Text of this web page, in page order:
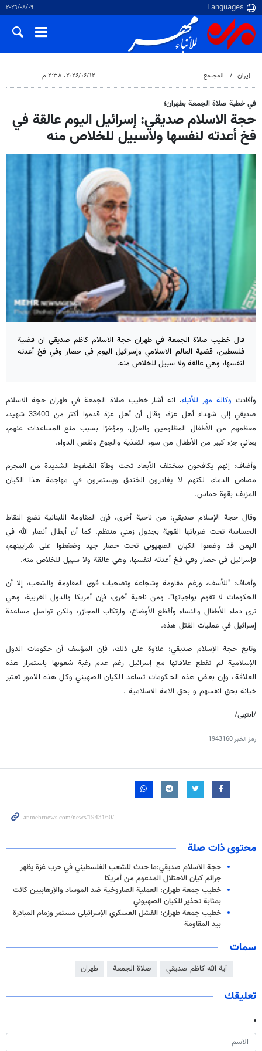
٠٩‏/٠٨‏/٢٠٢٦
إيران المجتمع ١٢‏/٠٤‏/٢٠٢٤، ٢:٣٨ م
في خطبة صلاة الجمعة بطهران؛
حجة الاسلام صديقي: إسرائيل اليوم عالقة في
فخ أعدته لنفسها ولاسبيل للخلاص منه
قال خطيب صلاة الجمعة في طهران حجة الاسلام كاظم صديقي ان قضية
فلسطين، قضية العالم الاسلامي وإسرائيل اليوم في حصار وفي فخ أعدته
لنفسها، وهي عالقة ولا سبيل للخلاص منه.
وأفادت وكالة مهر للأنباء، انه أشار خطيب صلاة الجمعة في طهران حجة الاسلام
صديقي إلى شهداء أهل غزة، وقال أن أهل غزة قدموا أكثر من 33400 شهيد،
معظمهم من الأطفال المظلومين والعزل، ومؤخرًا بسبب منع المساعدات عنهم،
يعاني جزء كبير من الأطفال من سوء التغذية والجوع ونقص الدواء.
وأضاف: إنهم يكافحون بمختلف الأبعاد تحت وطأة الضغوط الشديدة من المجرم
مصاص الدماء، لكنهم لا يغادرون الخندق ويستمرون في مهاجمة هذا الكيان
المزيف بقوة حماس.
وقال حجة الإسلام صديقي: من ناحية أخرى، فإن المقاومة اللبنانية تضع النقاط
الحساسة تحت ضرباتها القوية بجدول زمني منتظم. كما أن أبطال أنصار الله في
اليمن قد وضعوا الكيان الصهيوني تحت حصار جيد وضغطوا على شرايينهم،
فإسرائيل في حصار وفي فخ أعدته لنفسها، وهي عالقة ولا سبيل للخلاص منه.
وأضاف: "للأسف، ورغم مقاومة وشجاعة وتضحيات قوى المقاومة والشعب، إلا أن
الحكومات لا تقوم بواجباتها". ومن ناحية أخرى، فإن أمريكا والدول الغربية، وهي
ترى دماء الأطفال والنساء وأفظع الأوضاع، وارتكاب المجازر، ولكن تواصل مساعدة
إسرائيل في عمليات القتل هذه.
وتابع حجة الإسلام صديقي: علاوة على ذلك، فإن المؤسف أن حكومات الدول
الإسلامية لم تقطع علاقاتها مع إسرائيل رغم عدم رغبة شعوبها باستمرار هذه
العلاقة، وإن بعض هذه الحكومات تساعد الكيان الصهيني وكل هذه الامور تعتبر
خيانة بحق انفسهم و بحق الامة الاسلامية .
/انتهى/
رمز الخبر1943160
محتوى ذات صلة
حجة الاسلام صديقي:ما حدث للشعب الفلسطيني في حرب غزة يظهر
جرائم كيان الاحتلال المدعوم من أمريكا
خطيب جمعة طهران: العملية الصاروخية ضد الموساد والإرهابيين كانت
بمثابة تحذير للكيان الصهيوني
خطيب جمعة طهران: الفشل العسكري الإسرائيلي مستمر وزمام المبادرة
بيد المقاومة
سمات
آية الله كاظم صديقي صلاة الجمعة طهران
تعليقك